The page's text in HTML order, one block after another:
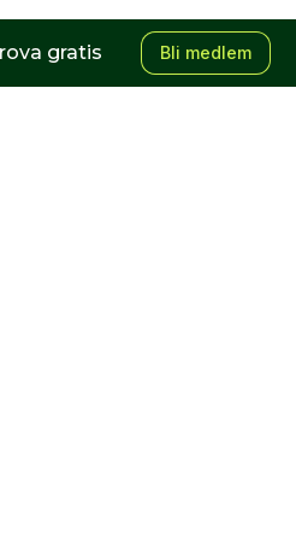
gratis Bli medlem